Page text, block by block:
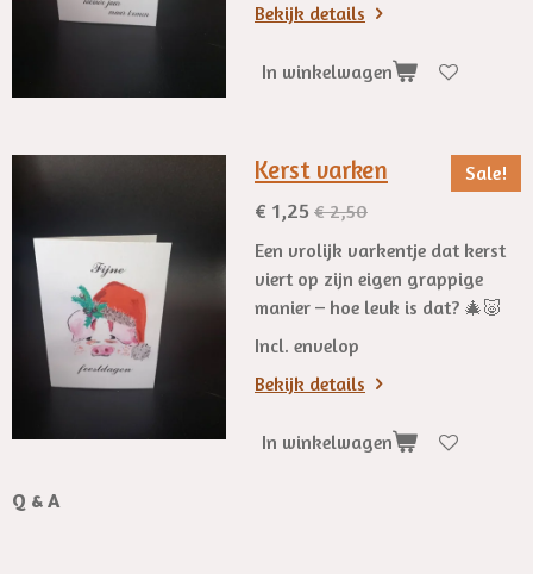
Bekijk details
In winkelwagen
Sale!
Kerst varken
€ 1,25 € 2,50
Een vrolijk varkentje dat kerst
viert op zijn eigen grappige
manier – hoe leuk is dat? 🎄🐷
Incl. envelop
Bekijk details
In winkelwagen
Q & A